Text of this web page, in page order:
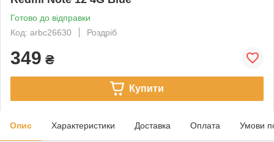
Готово до відправки
Код: arbc26630
Роздріб
349 ₴
Купити
Опис Характеристики Доставка Оплата Умови